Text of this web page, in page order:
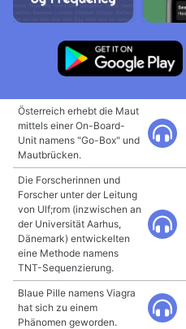
Österreich erhebt die Maut
mittels einer On-Board-
Unit namens "Go-Box" und
Mautbrücken.
Die Forscherinnen und
Forscher unter der Leitung
von Ulf;rom (inzwischen an
der Universität Aarhus,
Dänemark) entwickelten
eine Methode namens
TNT-Sequenzierung.
Blaue Pille namens Viagra
hat sich zu einem
Phänomen geworden.